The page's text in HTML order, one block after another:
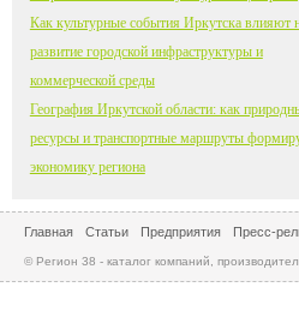
Как культурные события Иркутска влияют
развитие городской инфраструктуры и
коммерческой среды
География Иркутской области: как
ресурсы и транспортные маршруты
экономику региона
Главная Статьи Предприятия Пресс-
© Регион 38 - каталог компаний,